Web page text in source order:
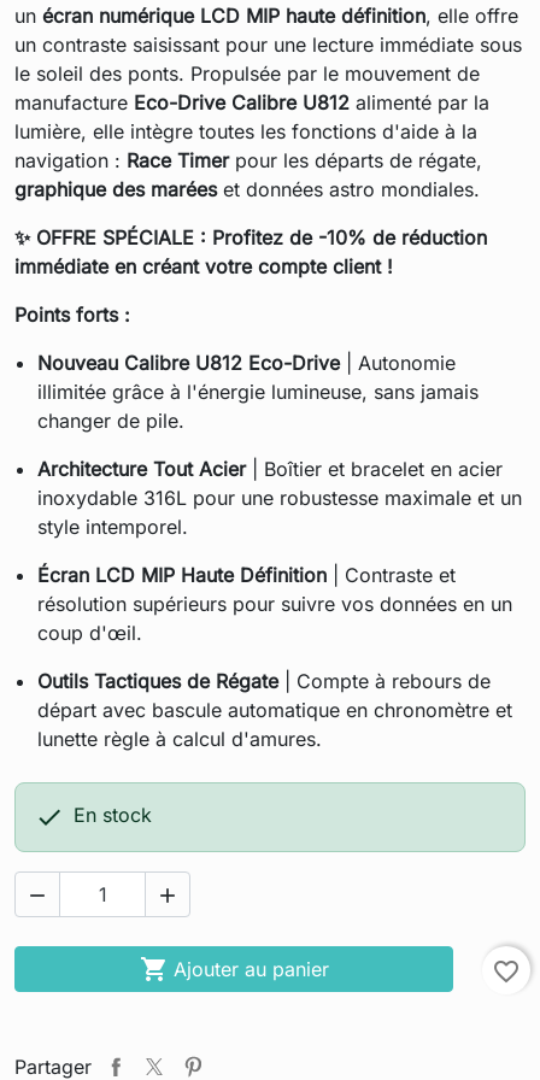
un écran numérique LCD MIP haute définition, elle offre
un contraste saisissant pour une lecture immédiate sous
le soleil des ponts. Propulsée par le mouvement de
manufacture Eco-Drive Calibre U812 alimenté par la
lumière, elle intègre toutes les fonctions d'aide à la
navigation : Race Timerpour les départs de régate,
graphique des maréeset données astro mondiales.
✨ OFFRE SPÉCIALE : Profitez de -10% de réduction
immédiate en créant votre compte client !
Points forts :
Nouveau Calibre U812 Eco-Drive| Autonomie
illimitée grâce à l'énergie lumineuse, sans jamais
changer de pile.
Architecture Tout Acier| Boîtier et bracelet en acier
inoxydable 316L pour une robustesse maximale et un
style intemporel.
Écran LCD MIP Haute Définition | Contraste et
résolution supérieurs pour suivre vos données en un
coup d'œil.
Outils Tactiques de Régate| Compte à rebours de
départ avec bascule automatique en chronomètre et
lunette règle à calcul d'amures.
 En stock
 
 Ajouter au panier favorite_border
Partager